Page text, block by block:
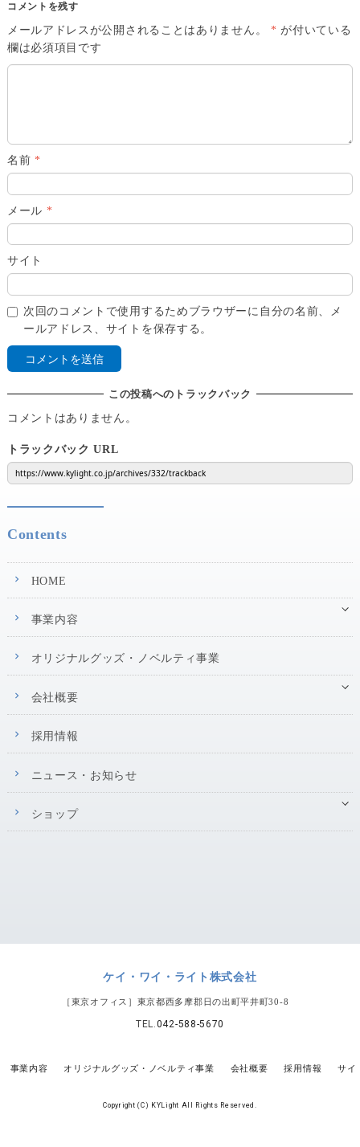
コメントを残す
メールアドレスが公開されることはありません。 * が付いている
欄は必須項目です
名前 *
メール *
サイト
次回のコメントで使用するためブラウザーに自分の名前、メ
ールアドレス、サイトを保存する。
この投稿へのトラックバック
コメントはありません。
トラックバック URL
Contents
HOME
事業内容
オリジナルグッズ・ノベルティ事業
会社概要
採用情報
ニュース・お知らせ
ショップ
ケイ・ワイ・ライト株式会社
［東京オフィス］東京都西多摩郡日の出町平井町30-8
TEL.042-588-5670
事業内容 オリジナルグッズ・ノベルティ事業 会社概要 採用情報 サイ
Copyright (C) KYLight All Rights Reserved.